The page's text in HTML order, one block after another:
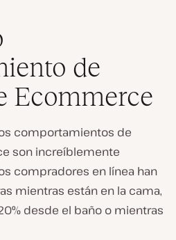
de
Ecommerce
comportamientos de
son increíblemente
compradores en línea han
mientras están en la cama,
desde el baño o mientras